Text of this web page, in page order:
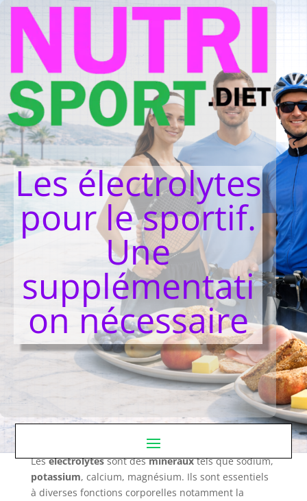
Les électrolytes
pour le sportif.
Une
supplémentati
on nécessaire
Lesélectrolytessont desminérauxtels que sodium,
potassium, calcium, magnésium. Ils sont essentiels
à diverses fonctions corporelles notamment la